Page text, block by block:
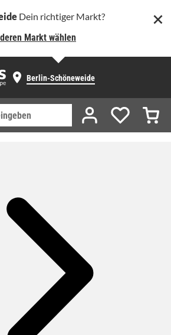
Dein richtiger Markt?
Markt wählen
Berlin-Schöneweide